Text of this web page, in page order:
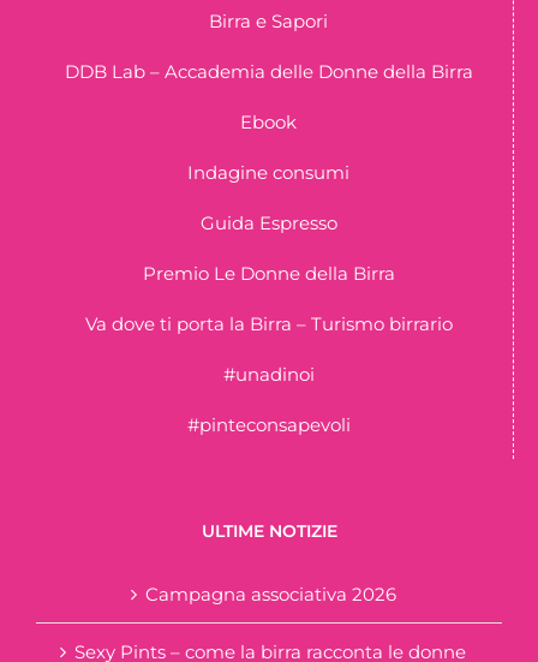
Birra e Sapori
DDB Lab – Accademia delle Donne della Birra
Ebook
Indagine consumi
Guida Espresso
Premio Le Donne della Birra
Va dove ti porta la Birra – Turismo birrario
#unadinoi
#pinteconsapevoli
ULTIME NOTIZIE
Campagna associativa 2026
Sexy Pints – come la birra racconta le donne